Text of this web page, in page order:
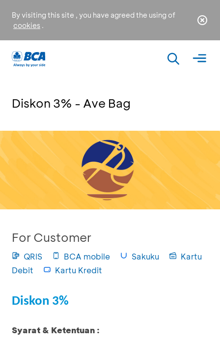
By visiting this site , you have agreed the using of
cookies .
Diskon 3% - Ave Bag
For Customer
QRIS BCA mobile Sakuku
Kartu
Debit
Kartu Kredit
Diskon 3%
Syarat & Ketentuan :